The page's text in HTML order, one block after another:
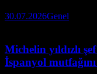
30.07.2026Genel
Michelin yıldızlı
İspanyol